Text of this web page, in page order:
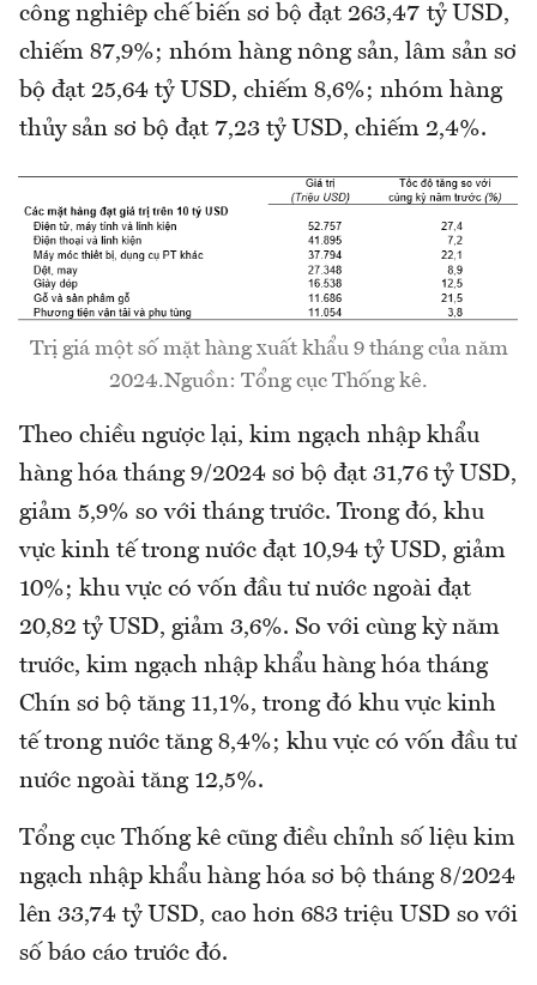
công nghiệp chế biến sơ bộ đạt 263,47 tỷ USD,
chiếm 87,9%; nhóm hàng nông sản, lâm sản sơ
bộ đạt 25,64 tỷ USD, chiếm 8,6%; nhóm hàng
thủy sản sơ bộ đạt 7,23 tỷ USD, chiếm 2,4%.
Trị giá một số mặt hàng xuất khẩu 9 tháng của năm
2024.Nguồn: Tổng cục Thống kê.
Theo chiều ngược lại, kim ngạch nhập khẩu
hàng hóa tháng 9/2024 sơ bộ đạt 31,76 tỷ USD,
giảm 5,9% so với tháng trước. Trong đó, khu
vực kinh tế trong nước đạt 10,94 tỷ USD, giảm
10%; khu vực có vốn đầu tư nước ngoài đạt
20,82 tỷ USD, giảm 3,6%. So với cùng kỳ năm
trước, kim ngạch nhập khẩu hàng hóa tháng
Chín sơ bộ tăng 11,1%, trong đó khu vực kinh
tế trong nước tăng 8,4%; khu vực có vốn đầu tư
nước ngoài tăng 12,5%.
Tổng cục Thống kê cũng điều chỉnh số liệu kim
ngạch nhập khẩu hàng hóa sơ bộ tháng 8/2024
lên 33,74 tỷ USD, cao hơn 683 triệu USD so với
số báo cáo trước đó.